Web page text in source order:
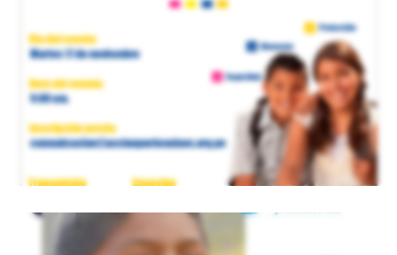
Campaña Frente A La Violencia
Durante El Aislamiento Social